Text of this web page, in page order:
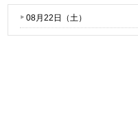
08月22日（ 土 ）